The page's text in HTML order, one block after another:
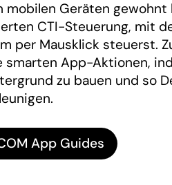
mobilen Geräten
CTI-Steuerung, mit
per Mausklick steuerst.
smarten App-Aktionen,
zu bauen und so
App Guides